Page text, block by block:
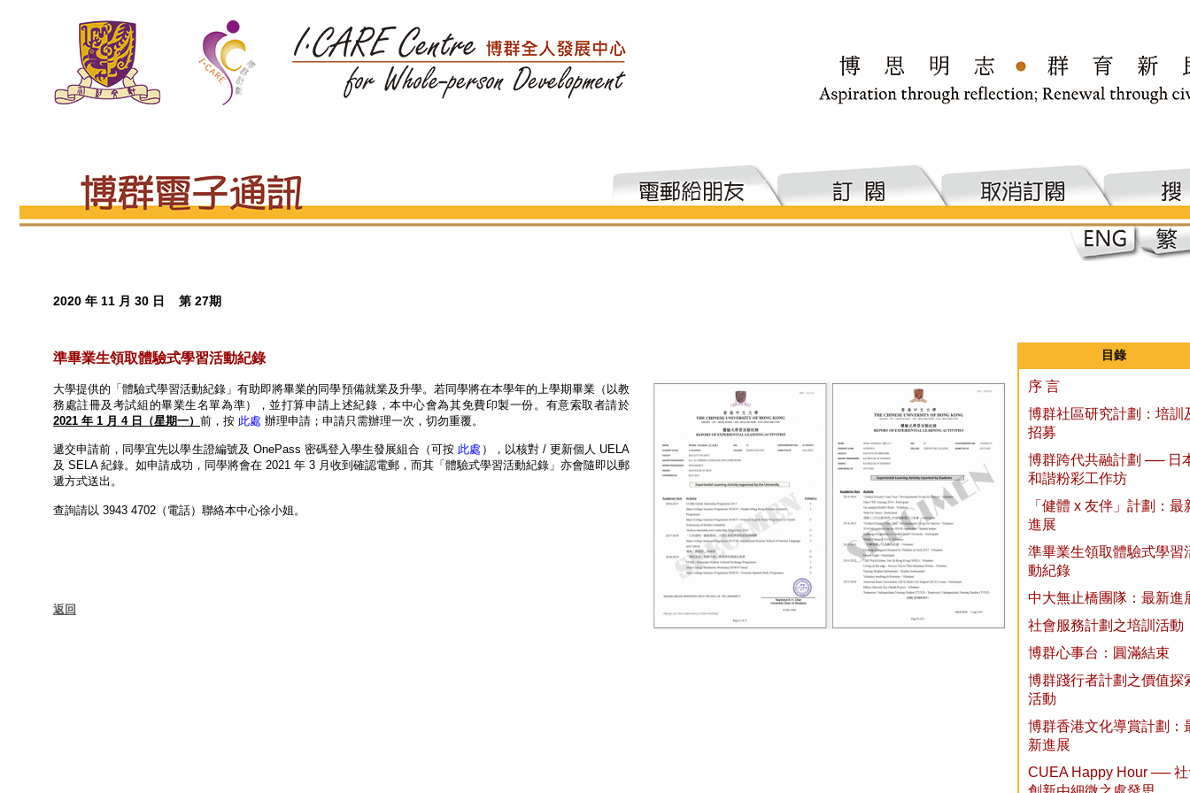
2020 年 11 月 30 日 第 27期
準畢業生領取體驗式學習活動紀錄
大學提供的「體驗式學習活動紀錄」有助即將畢業的同學預備就業及升學。若同學將在本學年的上學期畢業（以教
務處註冊及考試組的畢業生名單為準），並打算申請上述紀錄，本中心會為其免費印製一份。有意索取者請於
2021 年 1 月 4 日（星期一） 前，按 此處 辦理申請；申請只需辦理一次，切勿重覆。
遞交申請前，同學宜先以學生證編號及 OnePass 密碼登入學生發展組合（可按 此處 ），以核對 / 更新個人 UELA
及 SELA 紀錄。如申請成功，同學將會在 2021 年 3 月收到確認電郵，而其「體驗式學習活動紀錄」亦會隨即以郵
遞方式送出。
查詢請以 3943 4702（電話）聯絡本中心徐小姐。
返回
目錄
序 言
博群社區研究計劃：培訓
招募
博群跨代共融計劃 ── 日
和諧粉彩工作坊
「健體 x 友伴」計劃：最
進展
準畢業生領取體驗式學習
動紀錄
中大無止橋團隊：最新進
社會服務計劃之培訓活動
博群心事台：圓滿結束
博群踐行者計劃之價值探
活動
博群香港文化導賞計劃：
新進展
CUEA Happy Hour ──